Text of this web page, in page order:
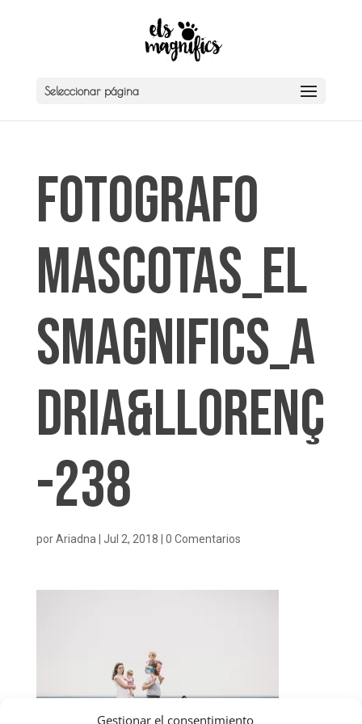
Gestionar el consentimiento
Seleccionar página
Fotografo
Mascotas_El
sMagnifics_A
dria&Llorenç
-238
porAriadna Jul 2, 2018 0 Comentarios